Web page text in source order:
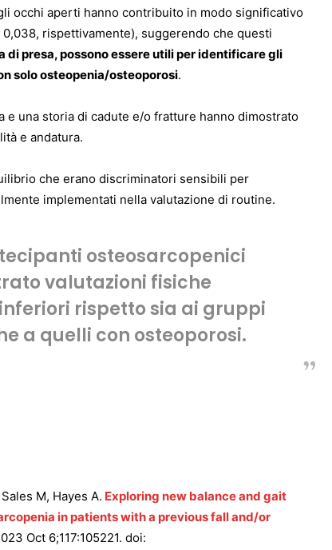
occhi aperti hanno contribuito in modo significativo
rispettivamente), suggerendo che questi
presa, possono essere utili per identificare gli
solo osteopenia/osteoporosi.
e una storia di cadute e/o fratture hanno dimostrato
e andatura.
che erano discriminatori sensibili per
implementati nella valutazione di routine.
osteosarcopenici
valutazioni fisiche
rispetto sia ai gruppi
a quelli con osteoporosi.
M, Hayes A. Exploring new balance and gait
in patients with a previous fall and/or
Oct 6;117:105221. doi: